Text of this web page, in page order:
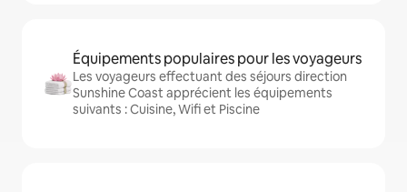
Équipements populaires pour les voyageurs
Les voyageurs effectuant des séjours direction
Sunshine Coast apprécient les équipements
suivants : Cuisine, Wifi et Piscine